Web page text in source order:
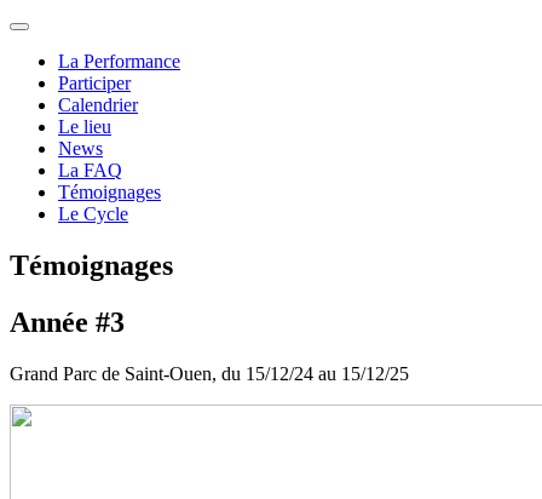
La Performance
Participer
Calendrier
Le lieu
News
La FAQ
Témoignages
Le Cycle
Témoignages
Année #3
Grand Parc de Saint-Ouen, du 15/12/24 au 15/12/25